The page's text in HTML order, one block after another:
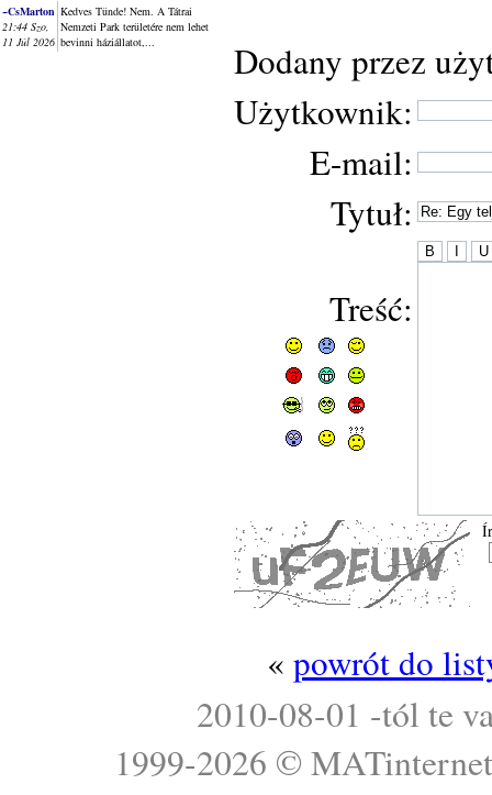
~CsMarton
21:44 Szo,
11 Júl 2026
Kedves Tünde! Nem. A Tátrai
Nemzeti Park területére nem lehet
bevinni háziállatot,...
Dodany przez
Użytkownik:
E-mail:
Tytuł:
Treść:
« powrót do
2010-08-01 -tól te
1999-2026 © MATinternet